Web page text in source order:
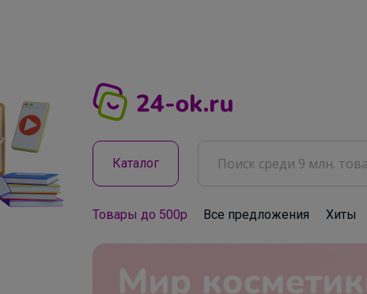
Каталог
Товары до 500р Все предложения Хиты